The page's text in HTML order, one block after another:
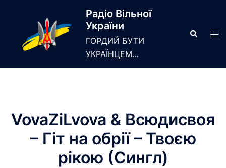
Радіо Вільної
України
ГОРДИЙ БУТИ
УКРАЇНЦЕМ…
Search
VovaZiLvova & Всюдисвоя
– Гіт на обрії – Твоєю
рікою (Сингл)